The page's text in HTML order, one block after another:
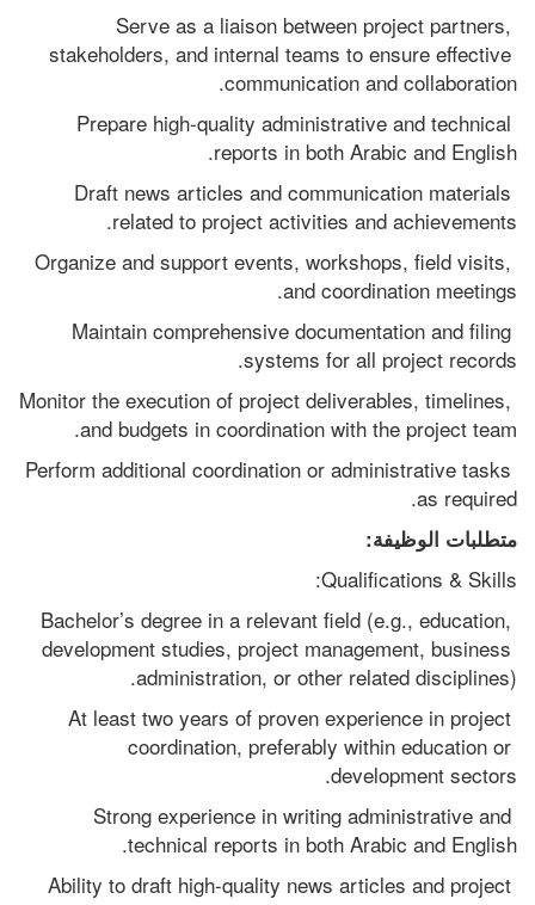
Serve as a liaison between project partners,
stakeholders, and internal teams to ensure effective
communication and collaboration.
Prepare high-quality administrative and technical
reports in both Arabic and English.
Draft news articles and communication materials
related to project activities and achievements.
Organize and support events, workshops, field visits,
and coordination meetings.
Maintain comprehensive documentation and filing
systems for all project records.
Monitor the execution of project deliverables, timelines,
and budgets in coordination with the project team.
Perform additional coordination or administrative tasks
as required.
متطلبات الوظيفة:
Qualifications & Skills:
Bachelor’s degree in a relevant field (e.g., education,
development studies, project management, business
administration, or other related disciplines).
At least two years of proven experience in project
coordination, preferably within education or
development sectors.
Strong experience in writing administrative and
technical reports in both Arabic and English.
Ability to draft high-quality news articles and project